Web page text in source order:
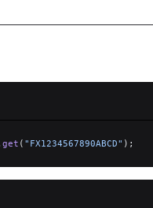
get ( "FX1234567890ABCD" );